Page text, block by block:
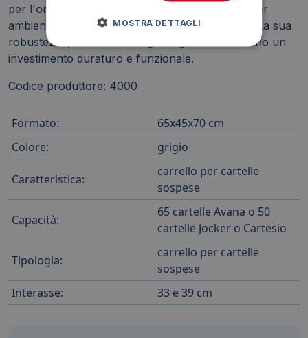
per l'organizzazione dei documenti, adatta sia per
ambienti professionali che per l'uso domestico. La sua
robustezza, mobilità e design elegante lo rendono un
investimento duraturo e funzionale.
Codice produttore: 4000
Formato:
65x45x70 cm
Colore:
grigio
Caratteristica:
carrello per cartelle
sospese
Capacità:
65 cartelle Avana o 50
cartelle Jocker o Cartesio
Tipologia:
carrello per cartelle
sospese
Interasse:
33 e 39 cm
MOSTRA DETTAGLI